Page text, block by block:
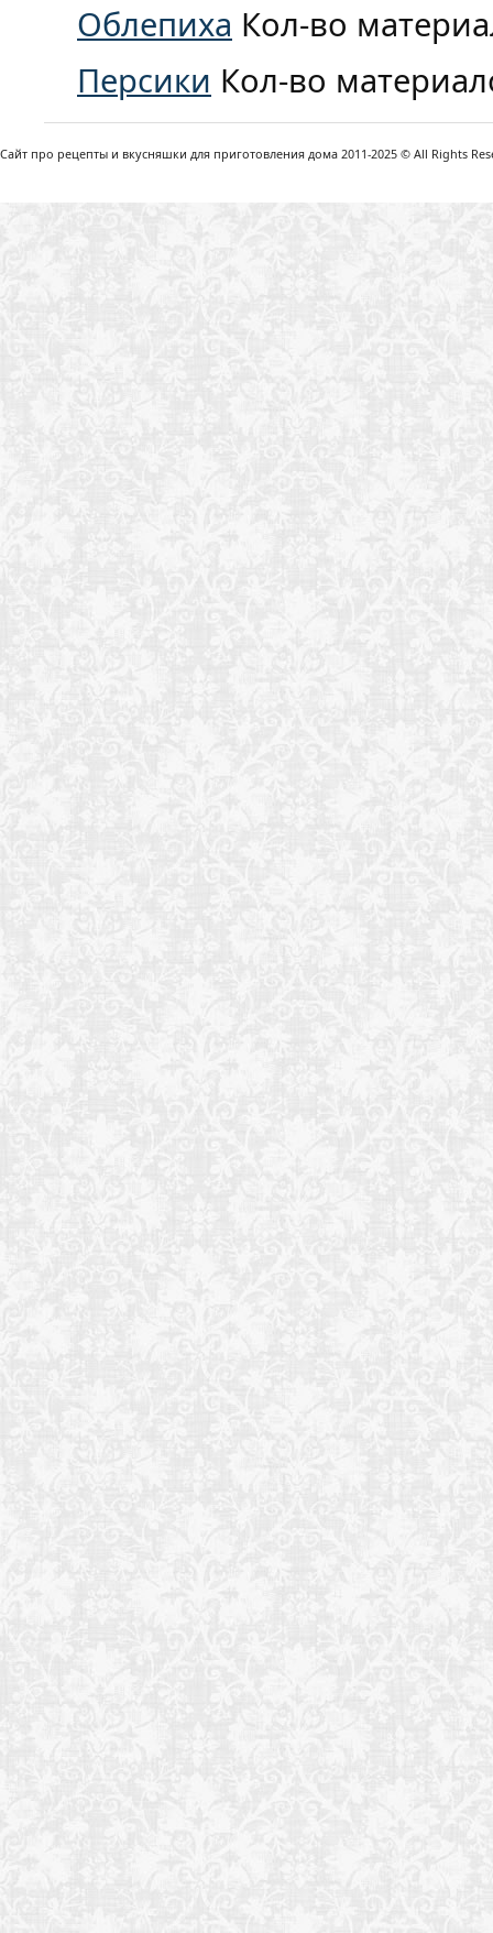
Облепиха Кол-во
Персики Кол-во
Сайт про рецепты и вкусняшки для приготовления дома 2011-2025 © All Rights